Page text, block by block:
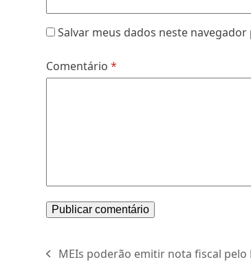
Salvar meus dados neste
Comentário*
MEIs poderão emitir nota fiscal pelo